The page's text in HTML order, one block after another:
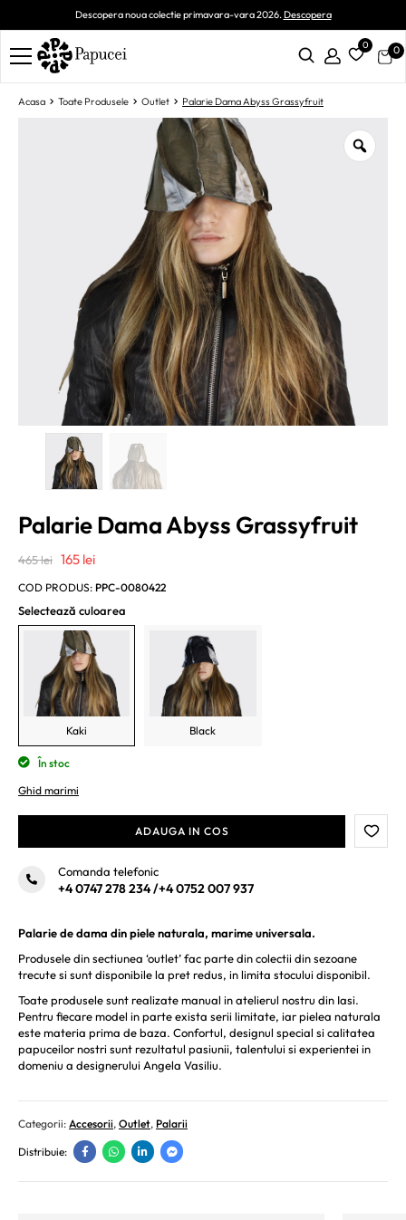
Descopera noua colectie primavara-vara 2026.Descopera
0 0
Acasa Toate Produsele Outlet Palarie Dama Abyss Grassyfruit
Palarie Dama Abyss Grassyfruit
465lei Prețul
inițial
a
fost:
465 lei.
165 leiPrețul
curent
este:
165 lei.
COD PRODUS: PPC-0080422
Selectează culoarea
Kaki Black
În stoc
Ghid marimi
ADAUGA IN COS
Comanda telefonic
+4 0747 278 234/+4 0752 007 937
Palarie de dama din piele naturala, marime universala.
Produsele din sectiunea ‘outlet’ fac parte din colectii din sezoane
trecute si sunt disponibile la pret redus, in limita stocului disponibil.
Toate produsele sunt realizate manual in atelierul nostru din Iasi.
Pentru fiecare model in parte exista serii limitate, iar pielea naturala
este materia prima de baza. Confortul, designul special si calitatea
papuceilor nostri sunt rezultatul pasiunii, talentului si experientei in
domeniu a designerului Angela Vasiliu.
Categorii: Accesorii, Outlet, Palarii
Distribuie: